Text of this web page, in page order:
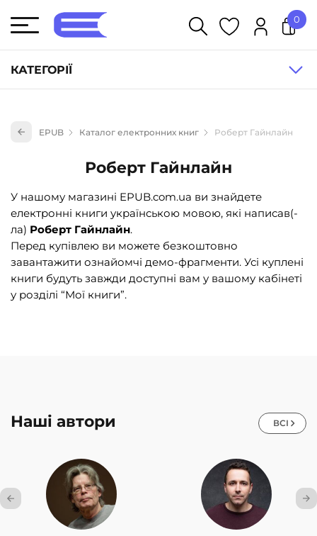
КАТЕГОРІЇ
Книги для дітей (836)
Книги для підлітків (240)
Навчальна література та посібники (527)
Енциклопедії, довідники, словники (55)
Подарункові сертифікати (1)
0
EPUB Каталог електронних книг Роберт Гайнлайн
Роберт Гайнлайн
У нашому магазині EPUB.com.ua ви знайдете
електронні книги українською мовою, які написав(-
ла) Роберт Гайнлайн.
Перед купівлею ви можете безкоштовно
завантажити ознайомчі демо-фрагменти. Усі куплені
книги будуть завжди доступні вам у вашому кабінеті
у розділі “Мої книги”.
Наші автори ВСІ